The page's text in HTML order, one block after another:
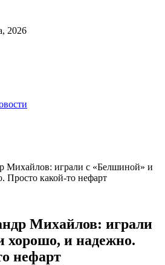
2026
Михайлов: играли с «Белшиной» и
Просто какой-то нефарт
Михайлов: играли
хорошо, и надежно.
нефарт